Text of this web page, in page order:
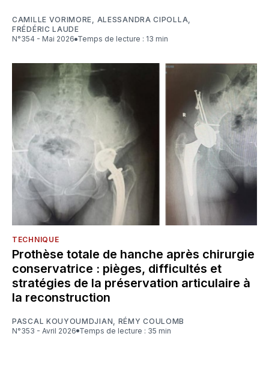
CAMILLE VORIMORE, ALESSANDRA CIPOLLA,
FRÉDÉRIC LAUDE
N°354 - Mai 2026
Temps de lecture : 13 min
TECHNIQUE
Prothèse totale de hanche après chirurgie
conservatrice : pièges, difficultés et
stratégies de la préservation articulaire à
la reconstruction
PASCAL KOUYOUMDJIAN
RÉMY COULOMB
N°353 - Avril 2026
Temps de lecture : 35 min